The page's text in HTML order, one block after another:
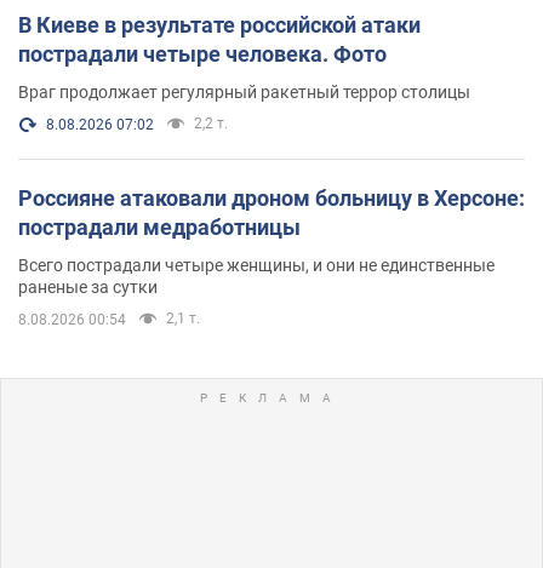
В Киеве в результате российской атаки
пострадали четыре человека. Фото
Враг продолжает регулярный ракетный террор столицы
8.08.2026 07:02 2,2 т.
Россияне атаковали дроном больницу в Херсоне:
пострадали медработницы
Всего пострадали четыре женщины, и они не единственные
раненые за сутки
8.08.2026 00:54 2,1 т.